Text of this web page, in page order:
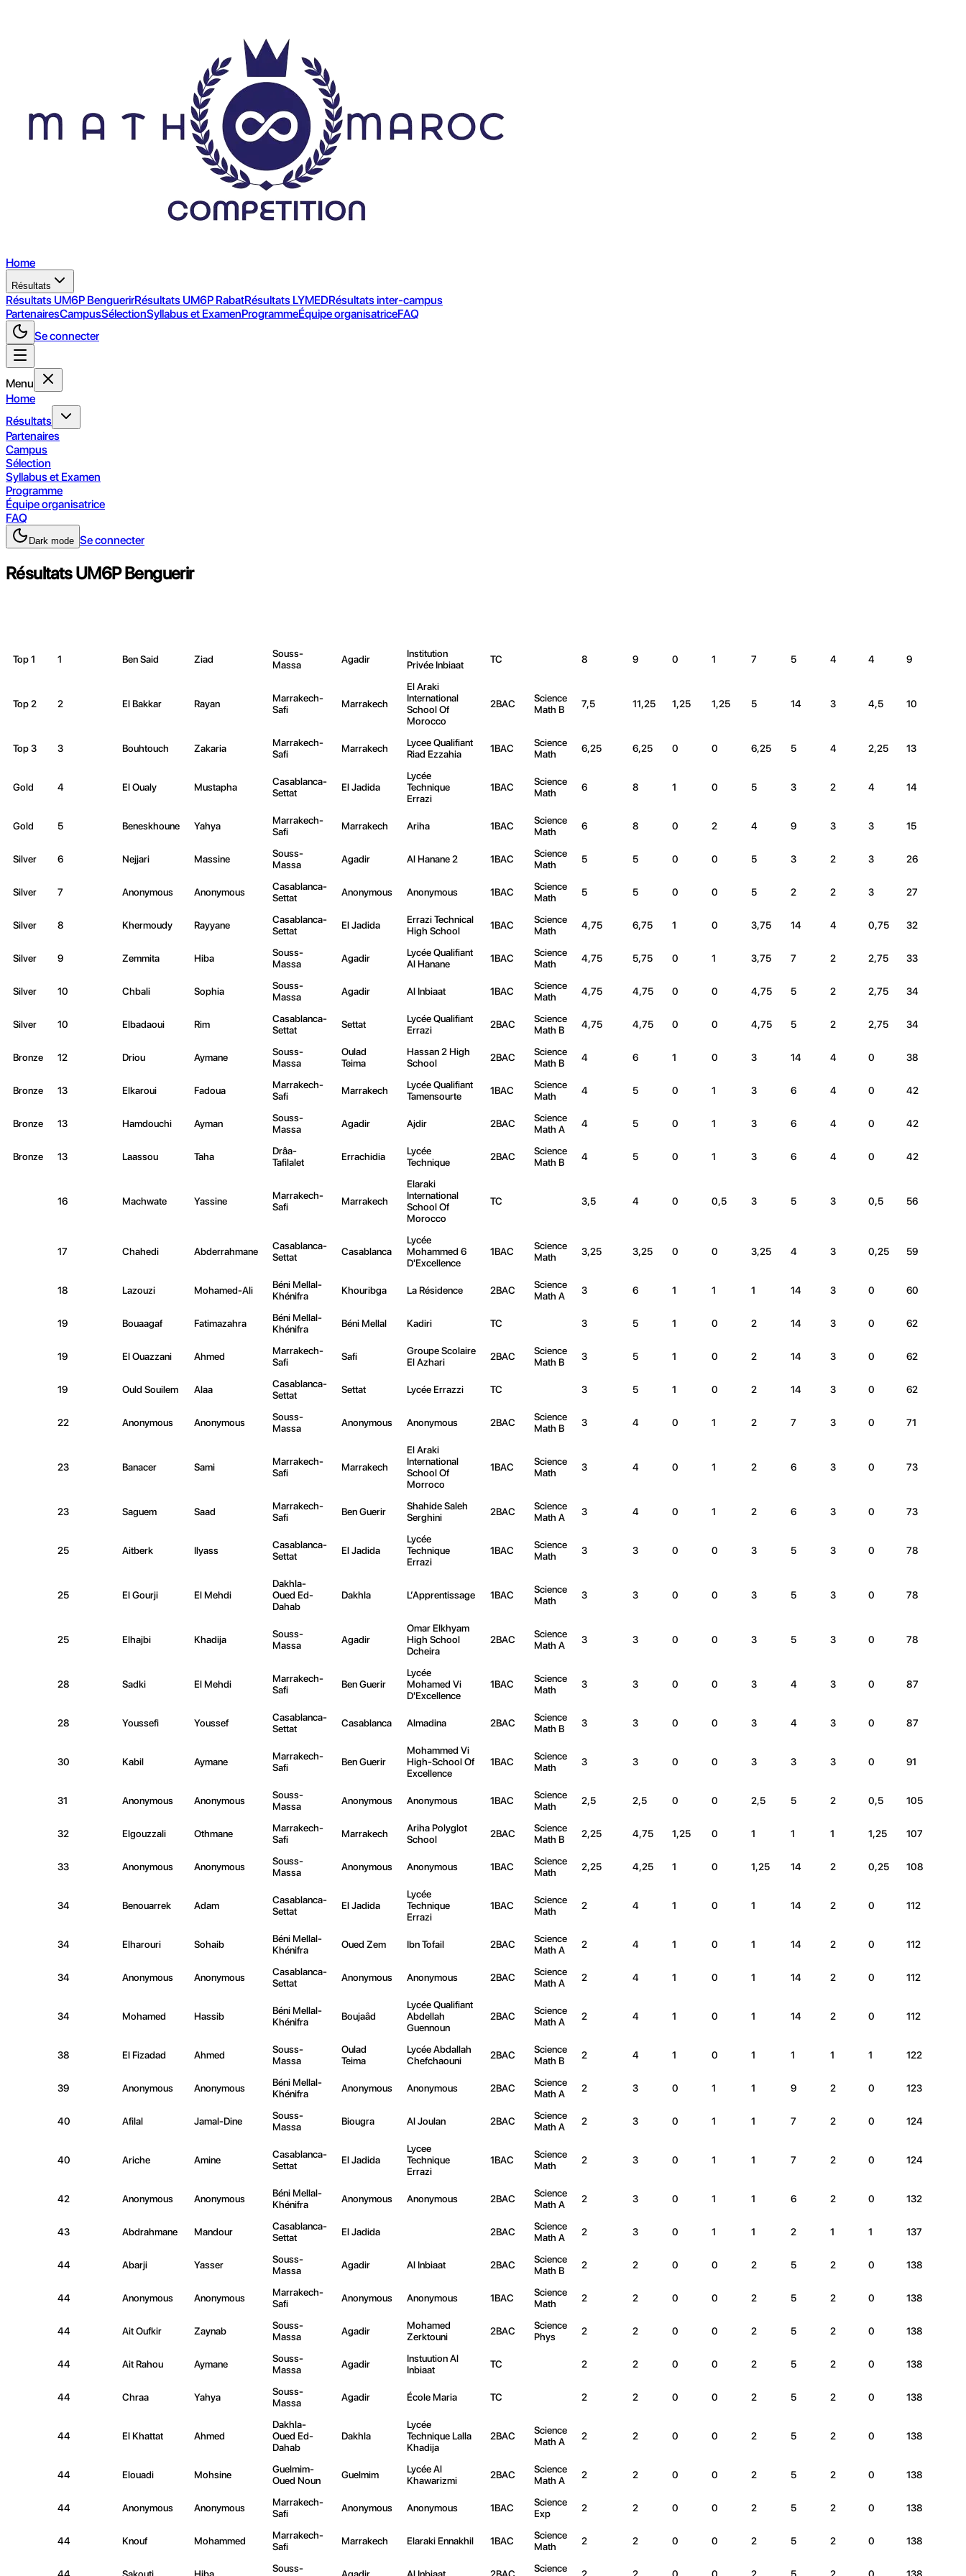
Home
Résultats
Résultats UM6P BenguerirRésultats UM6P RabatRésultats LYMEDRésultats inter-campus
PartenairesCampusSélectionSyllabus et ExamenProgrammeÉquipe organisatriceFAQ
Se connecter
Menu
Home
Résultats
Partenaires
Campus
Sélection
Syllabus et Examen
Programme
Équipe organisatrice
FAQ
Dark mode Se connecter
Résultats UM6P Benguerir
Top 1 1 Ben Said Ziad
Souss-
Massa
Agadir
Institution
Privée Inbiaat
TC 8 9 0 1 7 5 4 4 9
Top 2 2 El Bakkar Rayan
Marrakech-
Safi
Marrakech
El Araki
International
School Of
Morocco
2BAC
Science
Math B
7,5 11,25 1,25 1,25 5 14 3 4,5 10
Top 3 3 Bouhtouch Zakaria
Marrakech-
Safi
Marrakech
Lycee Qualifiant
Riad Ezzahia
1BAC
Science
Math
6,25 6,25 0 0 6,25 5 4 2,25 13
Gold 4 El Oualy Mustapha
Casablanca-
Settat
El Jadida
Lycée
Technique
Errazi
1BAC
Science
Math
6 8 1 0 5 3 2 4 14
Gold 5 Beneskhoune Yahya
Marrakech-
Safi
Marrakech Ariha 1BAC
Science
Math
6 8 0 2 4 9 3 3 15
Silver 6 Nejjari Massine
Souss-
Massa
Agadir Al Hanane 2 1BAC
Science
Math
5 5 0 0 5 3 2 3 26
Silver 7 Anonymous Anonymous
Casablanca-
Settat
Anonymous Anonymous 1BAC
Science
Math
5 5 0 0 5 2 2 3 27
Silver 8 Khermoudy Rayyane
Casablanca-
Settat
El Jadida
Errazi Technical
High School
1BAC
Science
Math
4,75 6,75 1 0 3,75 14 4 0,75 32
Silver 9 Zemmita Hiba
Souss-
Massa
Agadir
Lycée Qualifiant
Al Hanane
1BAC
Science
Math
4,75 5,75 0 1 3,75 7 2 2,75 33
Silver 10 Chbali Sophia
Souss-
Massa
Agadir Al Inbiaat 1BAC
Science
Math
4,75 4,75 0 0 4,75 5 2 2,75 34
Silver 10 Elbadaoui Rim
Casablanca-
Settat
Settat
Lycée Qualifiant
Errazi
2BAC
Science
Math B
4,75 4,75 0 0 4,75 5 2 2,75 34
Bronze 12 Driou Aymane
Souss-
Massa
Oulad
Teima
Hassan 2 High
School
2BAC
Science
Math B
4 6 1 0 3 14 4 0 38
Bronze 13 Elkaroui Fadoua
Marrakech-
Safi
Marrakech
Lycée Qualifiant
Tamensourte
1BAC
Science
Math
4 5 0 1 3 6 4 0 42
Bronze 13 Hamdouchi Ayman
Souss-
Massa
Agadir Ajdir 2BAC
Science
Math A
4 5 0 1 3 6 4 0 42
Bronze 13 Laassou Taha
Drâa-
Tafilalet
Errachidia
Lycée
Technique
2BAC
Science
Math B
4 5 0 1 3 6 4 0 42
16 Machwate Yassine
Marrakech-
Safi
Marrakech
Elaraki
International
School Of
Morocco
TC 3,5 4 0 0,5 3 5 3 0,5 56
17 Chahedi Abderrahmane
Casablanca-
Settat
Casablanca
Lycée
Mohammed 6
D'Excellence
1BAC
Science
Math
3,25 3,25 0 0 3,25 4 3 0,25 59
18 Lazouzi Mohamed-Ali
Béni Mellal-
Khénifra
Khouribga La Résidence 2BAC
Science
Math A
3 6 1 1 1 14 3 0 60
19 Bouaagaf Fatimazahra
Béni Mellal-
Khénifra
Béni Mellal Kadiri TC 3 5 1 0 2 14 3 0 62
19 El Ouazzani Ahmed
Marrakech-
Safi
Safi
Groupe Scolaire
El Azhari
2BAC
Science
Math B
3 5 1 0 2 14 3 0 62
19 Ould Souilem Alaa
Casablanca-
Settat
Settat Lycée Errazzi TC 3 5 1 0 2 14 3 0 62
22 Anonymous Anonymous
Souss-
Massa
Anonymous Anonymous 2BAC
Science
Math B
3 4 0 1 2 7 3 0 71
23 Banacer Sami
Marrakech-
Safi
Marrakech
El Araki
International
School Of
Morroco
1BAC
Science
Math
3 4 0 1 2 6 3 0 73
23 Saguem Saad
Marrakech-
Safi
Ben Guerir
Shahide Saleh
Serghini
2BAC
Science
Math A
3 4 0 1 2 6 3 0 73
25 Aitberk Ilyass
Casablanca-
Settat
El Jadida
Lycée
Technique
Errazi
1BAC
Science
Math
3 3 0 0 3 5 3 0 78
25 El Gourji El Mehdi
Dakhla-
Oued Ed-
Dahab
Dakhla L’Apprentissage 1BAC
Science
Math
3 3 0 0 3 5 3 0 78
25 Elhajbi Khadija
Souss-
Massa
Agadir
Omar Elkhyam
High School
Dcheira
2BAC
Science
Math A
3 3 0 0 3 5 3 0 78
28 Sadki El Mehdi
Marrakech-
Safi
Ben Guerir
Lycée
Mohamed Vi
D'Excellence
1BAC
Science
Math
3 3 0 0 3 4 3 0 87
28 Youssefi Youssef
Casablanca-
Settat
Casablanca Almadina 2BAC
Science
Math B
3 3 0 0 3 4 3 0 87
30 Kabil Aymane
Marrakech-
Safi
Ben Guerir
Mohammed Vi
High-School Of
Excellence
1BAC
Science
Math
3 3 0 0 3 3 3 0 91
31 Anonymous Anonymous
Souss-
Massa
Anonymous Anonymous 1BAC
Science
Math
2,5 2,5 0 0 2,5 5 2 0,5 105
32 Elgouzzali Othmane
Marrakech-
Safi
Marrakech
Ariha Polyglot
School
2BAC
Science
Math B
2,25 4,75 1,25 0 1 1 1 1,25 107
33 Anonymous Anonymous
Souss-
Massa
Anonymous Anonymous 1BAC
Science
Math
2,25 4,25 1 0 1,25 14 2 0,25 108
34 Benouarrek Adam
Casablanca-
Settat
El Jadida
Lycée
Technique
Errazi
1BAC
Science
Math
2 4 1 0 1 14 2 0 112
34 Elharouri Sohaib
Béni Mellal-
Khénifra
Oued Zem Ibn Tofail 2BAC
Science
Math A
2 4 1 0 1 14 2 0 112
34 Anonymous Anonymous
Casablanca-
Settat
Anonymous Anonymous 2BAC
Science
Math A
2 4 1 0 1 14 2 0 112
34 Mohamed Hassib
Béni Mellal-
Khénifra
Boujaâd
Lycée Qualifiant
Abdellah
Guennoun
2BAC
Science
Math A
2 4 1 0 1 14 2 0 112
38 El Fizadad Ahmed
Souss-
Massa
Oulad
Teima
Lycée Abdallah
Chefchaouni
2BAC
Science
Math B
2 4 1 0 1 1 1 1 122
39 Anonymous Anonymous
Béni Mellal-
Khénifra
Anonymous Anonymous 2BAC
Science
Math A
2 3 0 1 1 9 2 0 123
40 Afilal Jamal-Dine
Souss-
Massa
Biougra Al Joulan 2BAC
Science
Math A
2 3 0 1 1 7 2 0 124
40 Ariche Amine
Casablanca-
Settat
El Jadida
Lycee
Technique
Errazi
1BAC
Science
Math
2 3 0 1 1 7 2 0 124
42 Anonymous Anonymous
Béni Mellal-
Khénifra
Anonymous Anonymous 2BAC
Science
Math A
2 3 0 1 1 6 2 0 132
43 Abdrahmane Mandour
Casablanca-
Settat
El Jadida 2BAC
Science
Math A
2 3 0 1 1 2 1 1 137
44 Abarji Yasser
Souss-
Massa
Agadir Al Inbiaat 2BAC
Science
Math B
2 2 0 0 2 5 2 0 138
44 Anonymous Anonymous
Marrakech-
Safi
Anonymous Anonymous 1BAC
Science
Math
2 2 0 0 2 5 2 0 138
44 Ait Oufkir Zaynab
Souss-
Massa
Agadir
Mohamed
Zerktouni
2BAC
Science
Phys
2 2 0 0 2 5 2 0 138
44 Ait Rahou Aymane
Souss-
Massa
Agadir
Instuution Al
Inbiaat
TC 2 2 0 0 2 5 2 0 138
44 Chraa Yahya
Souss-
Massa
Agadir École Maria TC 2 2 0 0 2 5 2 0 138
44 El Khattat Ahmed
Dakhla-
Oued Ed-
Dahab
Dakhla
Lycée
Technique Lalla
Khadija
2BAC
Science
Math A
2 2 0 0 2 5 2 0 138
44 Elouadi Mohsine
Guelmim-
Oued Noun
Guelmim
Lycée Al
Khawarizmi
2BAC
Science
Math A
2 2 0 0 2 5 2 0 138
44 Anonymous Anonymous
Marrakech-
Safi
Anonymous Anonymous 1BAC
Science
Exp
2 2 0 0 2 5 2 0 138
44 Knouf Mohammed
Marrakech-
Safi
Marrakech Elaraki Ennakhil 1BAC
Science
Math
2 2 0 0 2 5 2 0 138
Souss-
Science